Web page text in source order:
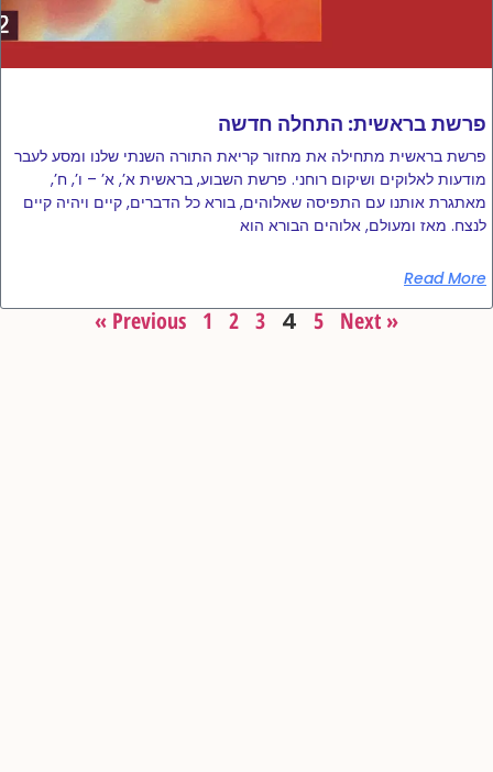
פרשת בראשית: התחלה חדשה
פרשת בראשית מתחילה את מחזור קריאת התורה השנתי שלנו ומסע לעבר
מודעות לאלוקים ושיקום רוחני. פרשת השבוע, בראשית א’, א’ – ו’, ח’,
מאתגרת אותנו עם התפיסה שאלוהים, בורא כל הדברים, קיים ויהיה קיים
לנצח. מאז ומעולם, אלוהים הבורא הוא
Read More
« Previous 1 2 3 4 5 Next »